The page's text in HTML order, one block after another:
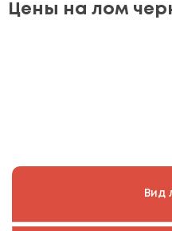
Цены на лом
Вид